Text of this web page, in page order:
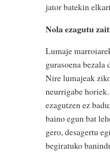
jator batekin
Nola ezagutu
Lumaje
gurasoena
Nire lumajeak
neurrigabe
ezagutzen ez
baino egun bat
gero, desagertu
begiratuko